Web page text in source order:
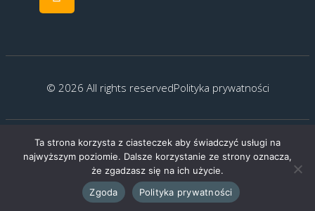
© 2026 All rights reservedPolityka prywatności
Created by: G.Kocyłowski
Ta strona korzysta z ciasteczek aby świadczyć usługi na
najwyższym poziomie. Dalsze korzystanie ze strony oznacza,
że zgadzasz się na ich użycie.
Zgoda
Polityka prywatności